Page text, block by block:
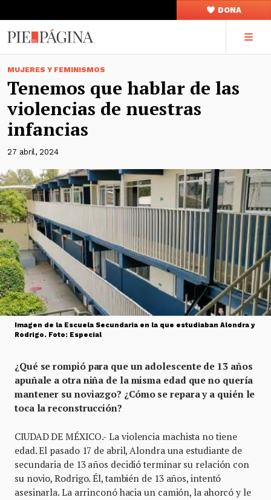
DONA
MUJERES Y FEMINISMOS
Tenemos que hablar de las
violencias de nuestras
infancias
27 abril, 2024
Imagen de la Escuela Secundaria en la que estudiaban Alondra y
Rodrigo. Foto: Especial
¿Qué se rompió para que un adolescente de 13 años
apuñale a otra niña de la misma edad que no quería
mantener su noviazgo? ¿Cómo se repara y a quién le
toca la reconstrucción?
CIUDAD DE MÉXICO.- La violencia machista no tiene
edad. El pasado 17 de abril, Alondra una estudiante de
secundaria de 13 años decidió terminar su relación con
su novio, Rodrigo. Él, también de 13 años, intentó
asesinarla. La arrinconó hacia un camión, la ahorcó y le